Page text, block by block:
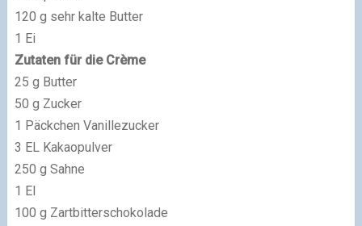
120 g sehr kalte Butter
1 Ei
Zutaten für die Crème
25 g Butter
50 g Zucker
1 Päckchen Vanillezucker
3 EL Kakaopulver
250 g Sahne
1 EI
100 g Zartbitterschokolade